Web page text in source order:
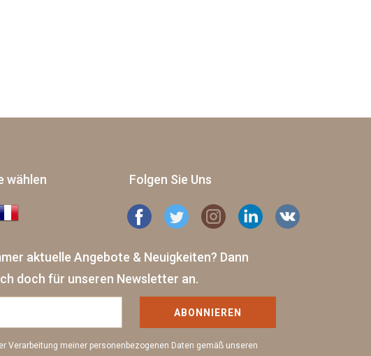
wählen Folgen Sie Uns
aktuelle Angebote & Neuigkeiten? Dann
doch für unseren Newsletter an.
ABONNIEREN
Verarbeitung meiner personenbezogenen Daten gemäß unseren